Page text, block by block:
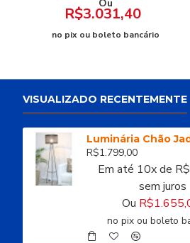
Ou
R$3.031,40
no pix ou boleto bancário
VISUALIZADO RECENTEMENTE
R$1.799,00
Em até 10x de
sem juros
Ou
no pix ou boleto